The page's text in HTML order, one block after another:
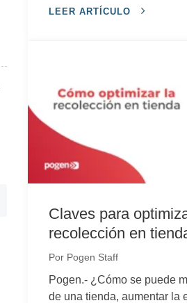
LEER ARTÍCULO
Claves para
recolección en
Por Pogen Staff
Pogen.- ¿Cómo se puede
de una tienda, aumentar la